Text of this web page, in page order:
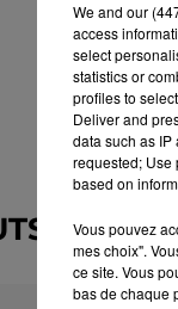
DANS
We and our
access
select
statistics or
profiles to
Deliver and
data such as
requested; Use
based on
Vous pouvez
mes choix".
ce site. Vous
bas de chaque